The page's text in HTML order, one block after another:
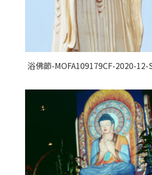
浴佛節-MOFA109179CF-2020-12-